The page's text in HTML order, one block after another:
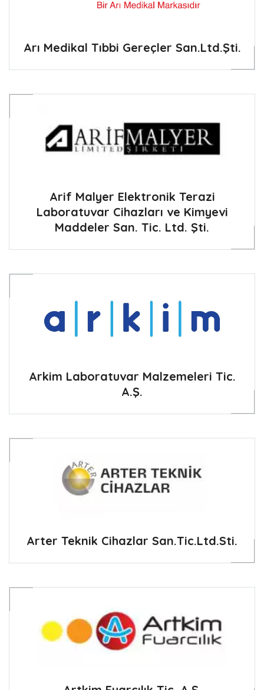
Arı Medikal Tıbbi Gereçler San.Ltd.Şti.
Arif Malyer Elektronik Terazi
Laboratuvar Cihazları ve Kimyevi
Maddeler San. Tic. Ltd. Şti.
Arkim Laboratuvar Malzemeleri Tic.
A.Ş.
Arter Teknik Cihazlar San.Tic.Ltd.Sti.